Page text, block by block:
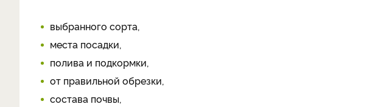
выбранного сорта,
места посадки,
полива и подкормки,
от правильной обрезки,
состава почвы,